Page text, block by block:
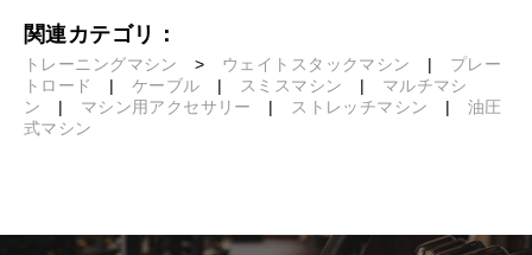
関連カテゴリ：
トレーニングマシン > ウェイトスタックマシン | プレー
トロード
| ケーブル | スミスマシン | マルチマシ
ン | マシン用アクセサリー | ストレッチマシン | 油圧
式マシン